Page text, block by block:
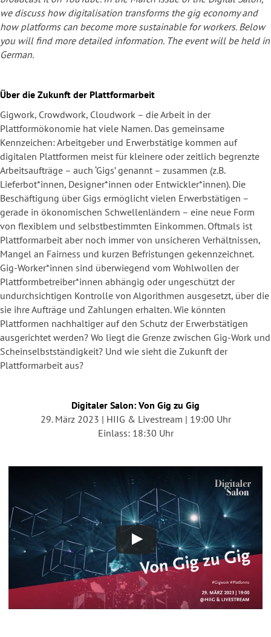
we discuss how digitalisation transforms the gig economy and
how platforms can become more sustainable for workers. Below
you will find more detailed information. The event will be held in
German.
Über die Zukunft der Plattformarbeit
Gigwork, Crowdwork, Cloudwork – die Arbeit in der
Plattformökonomie hat viele Namen. Das gemeinsame
Kennzeichen: Arbeitgeber und Erwerbstätige kommen auf
digitalen Plattformen meist für kleinere oder zeitlich begrenzte
Arbeitsaufträge – auch ‘Gigs’ genannt – zusammen (z.B.
Lieferbot*innen, Designer*innen oder Entwickler*innen). Die
Beschäftigung über Gigs ermöglicht vielen Erwerbstätigen –
gerade in ökonomischen Schwellenländern – eine neue Form
von flexiblem und selbstbestimmten Einkommen. Oftmals ist
Plattformarbeit aber noch immer von unsicheren Verhältnissen,
Mangel an Fairness und kurzen Befristungen gekennzeichnet.
Gig-Worker*innen sind überwiegend vom Wohlwollen der
Plattformbetreiber*innen abhängig oder ungeschützt der
undurchsichtigen Kontrolle von Algorithmen ausgesetzt, über die
sie ihre Aufträge und Zahlungen erhalten. Wie könnten
Plattformen nachhaltiger auf den Schutz der Erwerbstätigen
ausgerichtet werden? Wo liegt die Grenze zwischen Gig-Work und
Scheinselbstständigkeit? Und wie sieht die Zukunft der
Plattformarbeit aus?
Digitaler Salon: Von Gig zu Gig
29. März 2023 | HIIG & Livestream | 19:00 Uhr
Einlass: 18:30 Uhr